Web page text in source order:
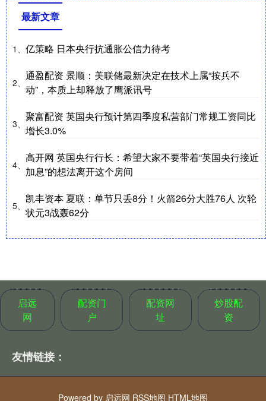
最新文章
1、 亿策略 日本央行抗通胀公信力待考
2、
通盈配资 景顺：美联储最新决定在技术上属“按兵不
动”，本质上却释放了鹰派讯号
3、
聚富配资 英国央行预计第四季度私营部门常规工资同比
增长3.0%
4、
高开网 英国央行行长：希望大家不要带着“英国央行接近
加息”的想法离开这个房间
5、
凯丰资本 夏联：单节只丢8分！火箭26分大胜76人 次轮
状元3战轰62分
启远
网
配资门
户
配资网
址
炒股配
资
友情链接：
Powered by 启远网 RSS地图 HTML地图